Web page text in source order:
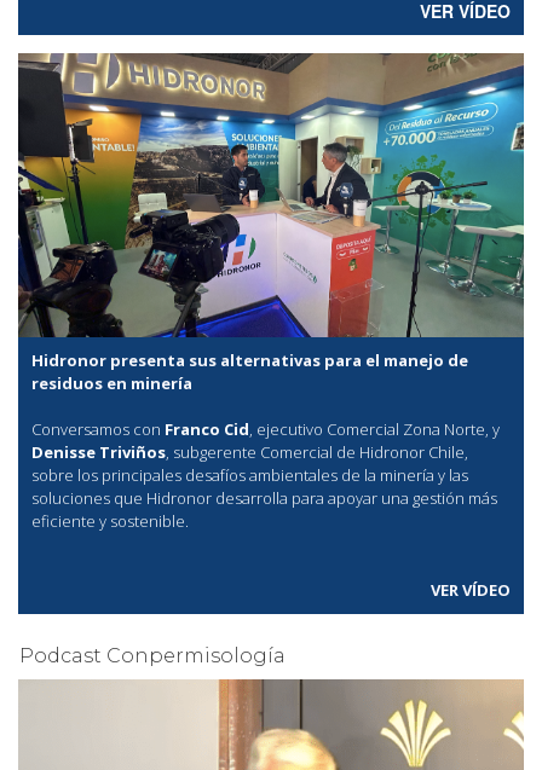
VER VÍDEO
Hidronor presenta sus alternativas para el manejo de
residuos en minería
Conversamos con Franco Cid, ejecutivo Comercial Zona Norte, y
Denisse Triviños, subgerente Comercial de Hidronor Chile,
sobre los principales desafíos ambientales de la minería y las
soluciones que Hidronor desarrolla para apoyar una gestión más
eficiente y sostenible.
VER VÍDEO
Podcast Conpermisología